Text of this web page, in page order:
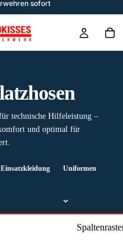
sofort
technische Hilfeleistung –
und optimal für
Uniformen